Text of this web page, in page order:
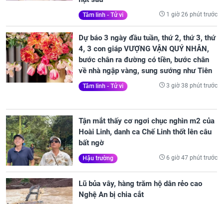
Tâm linh - Tử vi 1 giờ 26 phút trước
Dự báo 3 ngày đầu tuần, thứ 2, thứ 3, thứ
4, 3 con giáp VƯỢNG VẬN QUÝ NHÂN,
bước chân ra đường có tiền, bước chân
về nhà ngập vàng, sung sướng như Tiên
Tâm linh - Tử vi 3 giờ 38 phút trước
Tận mắt thấy cơ ngơi chục nghìn m2 của
Hoài Linh, danh ca Chế Linh thốt lên câu
bất ngờ
Hậu trường 6 giờ 47 phút trước
Lũ bủa vây, hàng trăm hộ dân rẻo cao
Nghệ An bị chia cắt